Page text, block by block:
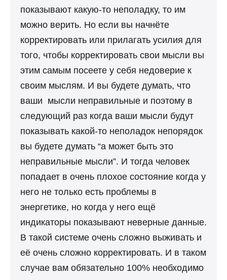
показывают какую-то неполадку, то им
можно верить. Но если вы начнёте
корректировать или прилагать усилия для
того, чтобы корректировать свои мысли вы
этим самым посеете у себя недоверие к
своим мыслям. И вы будете думать, что
ваши мысли неправильные и поэтому в
следующий раз когда ваши мысли будут
показывать какой-то неполадок непорядок
вы будете думать “а может быть это
неправильные мысли”. И тогда человек
попадает в очень плохое состояние когда у
него не только есть проблемы в
энергетике, но когда у него ещё
индикаторы показывают неверные данные.
В такой системе очень сложно выживать и
её очень сложно корректировать. И в таком
случае вам обязательно 100% необходимо